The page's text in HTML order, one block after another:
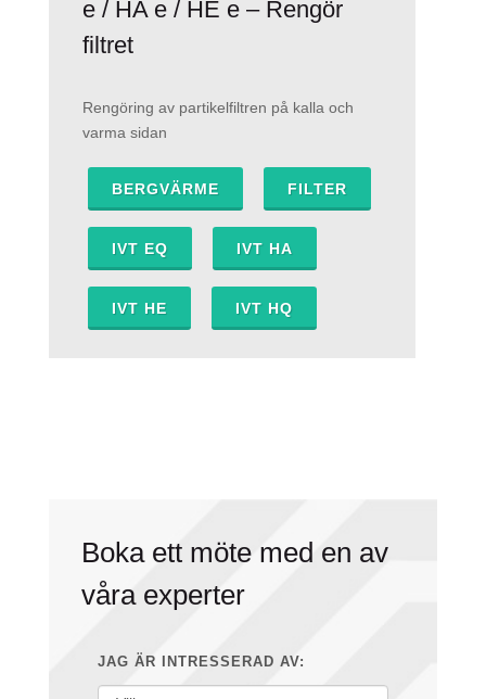
e / HA e / HE e – Rengör
filtret
Rengöring av partikelfiltren på kalla och
varma sidan
BERGVÄRME FILTER
IVT EQ IVT HA
IVT HE IVT HQ
Boka ett möte med en av
våra experter
JAG ÄR INTRESSERAD AV: